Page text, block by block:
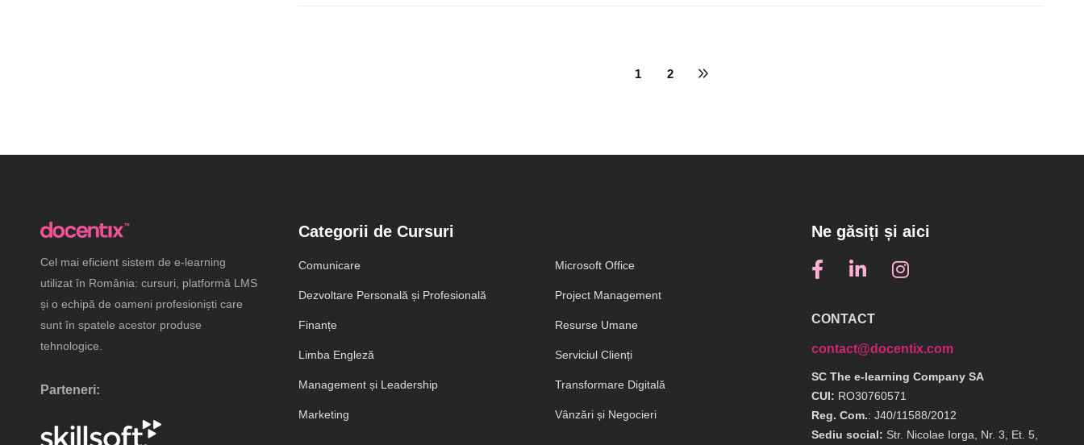
1 2
Cel mai eficient sistem de e-learning
utilizat în România: cursuri, platformă LMS
și o echipă de oameni profesioniști care
sunt în spatele acestor produse
tehnologice.
Parteneri:
Categorii de Cursuri
Comunicare
Dezvoltare Personală și Profesională
Finanțe
Limba Engleză
Management și Leadership
Marketing
Microsoft Office
Project Management
Resurse Umane
Serviciul Clienți
Transformare Digitală
Vânzări și Negocieri
Ne găsiți și aici
CONTACT
contact@docentix.com
SC The e-learning Company SA
CUI: RO30760571
Reg. Com.: J40/11588/2012
Sediu social: Str. Nicolae Iorga, Nr. 3, Et. 5,